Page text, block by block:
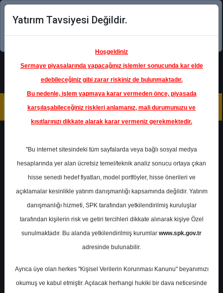
Şimdi uygulamayı indirin!
PETKM- PETKİM PETROKİMYA
HOLDİNG A.Ş.
Hedef Fiyat 21.00 ₺
Getiri
%0.00
0 0
Yatırım Tavsiyesi Değildir.
Hoşgeldiniz
Sermaye piyasalarında yapacağınız işlemler sonucunda kar elde
edebileceğiniz gibi zarar riskiniz de bulunmaktadır.
Bu nedenle, işlem yapmaya karar vermeden önce, piyasada
karşılaşabileceğiniz riskleri anlamanız, mali durumunuzu ve
kısıtlarınızı dikkate alarak karar vermeniz gerekmektedir.
"Bu internet sitesindeki tüm sayfalarda veya bağlı sosyal medya
hesaplarında yer alan ücretsiz temel/teknik analiz sonucu ortaya çıkan
hisse senedi hedef fiyatları, model portföyler, hisse önerileri ve
açıklamalar kesinlikle yatırım danışmanlığı kapsamında değildir. Yatırım
danışmanlığı hizmeti, SPK tarafından yetkilendirilmiş kuruluşlar
tarafından kişilerin risk ve getiri tercihleri dikkate alınarak kişiye Özel
sunulmaktadır. Bu alanda yetkilendirilmiş kurumlar www.spk.gov.tr
adresinde bulunabilir.
Ayrıca üye olan herkes "Kişisel Verilerin Korunması Kanunu" beyanımızı
okumuş ve kabul etmiştir. Açılacak herhangi hukiki bir dava neticesinde